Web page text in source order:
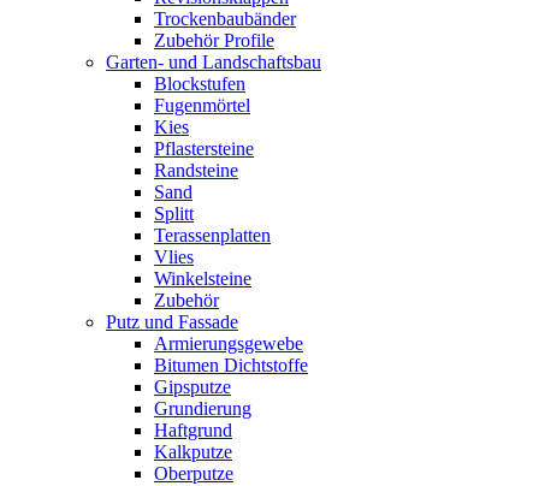
Trockenbaubänder
Zubehör Profile
Garten- und Landschaftsbau
Blockstufen
Fugenmörtel
Kies
Pflastersteine
Randsteine
Sand
Splitt
Terassenplatten
Vlies
Winkelsteine
Zubehör
Putz und Fassade
Armierungsgewebe
Bitumen Dichtstoffe
Gipsputze
Grundierung
Haftgrund
Kalkputze
Oberputze